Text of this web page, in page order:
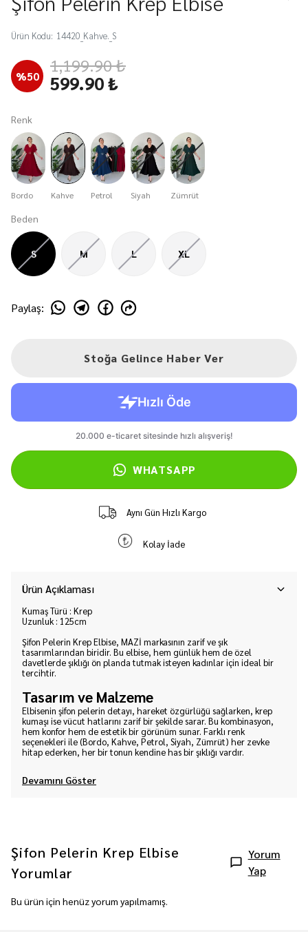
Ürün Kodu: 14420_Kahve._S
%50 1,199.90 ₺
599.90 ₺
Renk
Bordo Kahve Petrol Siyah Zümrüt
Beden
S M L XL
Paylaş:
Stoğa Gelince Haber Ver
WHATSAPP
Aynı Gün Hızlı Kargo
Kolay İade
Ürün Açıklaması
Kumaş Türü : Krep
Uzunluk : 125cm
Şifon Pelerin Krep Elbise, MAZİ markasının zarif ve şık
tasarımlarından biridir. Bu elbise, hem günlük hem de özel
davetlerde şıklığı ön planda tutmak isteyen kadınlar için ideal bir
tercihtir.
Tasarım ve Malzeme
Elbisenin şifon pelerin detayı, hareket özgürlüğü sağlarken, krep
kumaşı ise vücut hatlarını zarif bir şekilde sarar. Bu kombinasyon,
hem konfor hem de estetik bir görünüm sunar. Farklı renk
seçenekleri ile (Bordo, Kahve, Petrol, Siyah, Zümrüt) her zevke
hitap ederken, her bir tonun kendine has bir şıklığı vardır.
Devamını Göster
Şifon Pelerin Krep Elbise
Yorumlar
Yorum
Yap
Bu ürün için henüz yorum yapılmamış.